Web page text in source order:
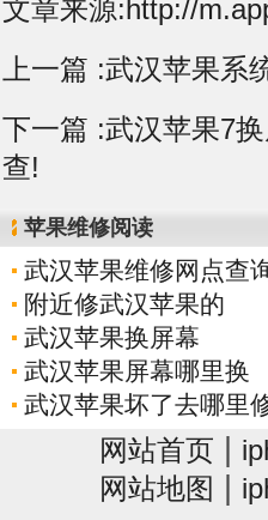
文章来源:http://
上一篇 :武汉苹果系
下一篇 :武汉苹果7
查!
苹果维修阅读
武汉苹果维修网点查
附近修武汉苹果的
武汉苹果换屏幕
武汉苹果屏幕哪里换
武汉苹果坏了去哪里
网站首页
网站地图